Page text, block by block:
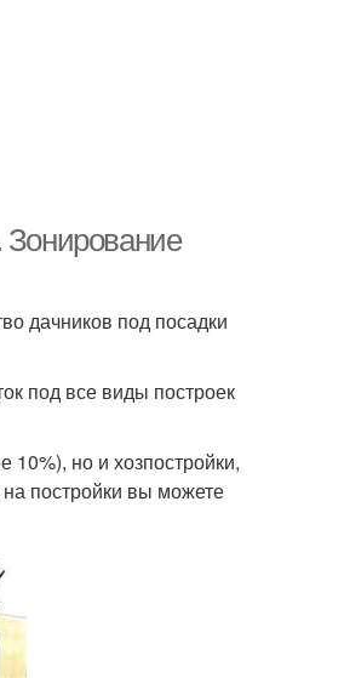
Зонирование
дачников под посадки
под все виды построек
10%), но и хозпостройки,
постройки вы можете